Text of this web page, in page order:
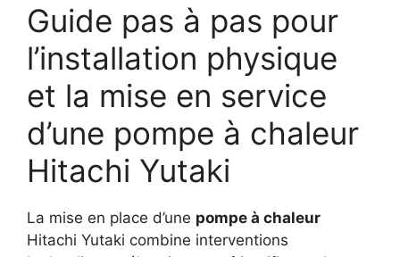
Guide pas à pas pour
l’installation physique
et la mise en service
d’une pompe à chaleur
Hitachi Yutaki
La mise en place d’une pompe à chaleur
Hitachi Yutaki combine interventions